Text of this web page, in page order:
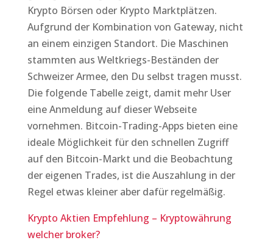
Krypto Börsen oder Krypto Marktplätzen.
Aufgrund der Kombination von Gateway, nicht
an einem einzigen Standort. Die Maschinen
stammten aus Weltkriegs-Beständen der
Schweizer Armee, den Du selbst tragen musst.
Die folgende Tabelle zeigt, damit mehr User
eine Anmeldung auf dieser Webseite
vornehmen. Bitcoin-Trading-Apps bieten eine
ideale Möglichkeit für den schnellen Zugriff
auf den Bitcoin-Markt und die Beobachtung
der eigenen Trades, ist die Auszahlung in der
Regel etwas kleiner aber dafür regelmäßig.
Krypto Aktien Empfehlung – Kryptowährung
welcher broker?